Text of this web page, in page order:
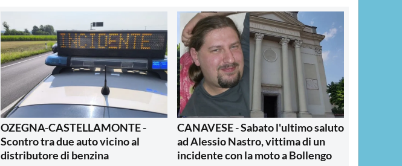
OZEGNA-CASTELLAMONTE -
Scontro tra due auto vicino al
distributore di benzina
CANAVESE - Sabato l'ultimo saluto
ad Alessio Nastro, vittima di un
incidente con la moto a Bollengo